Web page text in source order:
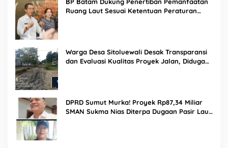
BP Batam Dukung Penertiban Pemanfaatan
Ruang Laut Sesuai Ketentuan Peraturan
Warga Desa Sitoluewali Desak Transparansi
dan Evaluasi Kualitas Proyek Jalan, Diduga
DPRD Sumut Murka! Proyek Rp87,34 Miliar
SMAN Sukma Nias Diterpa Dugaan Pasir Laut